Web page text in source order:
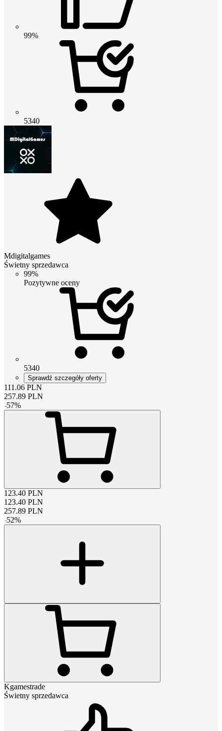
99%
5340
Mdigitalgames
Świetny sprzedawca
99%
Pozytywne oceny
5340
Sprawdź szczegóły oferty
111.06 PLN
257.89 PLN
-57%
123.40 PLN
123.40 PLN
257.89 PLN
-52%
Kgamestrade
Świetny sprzedawca